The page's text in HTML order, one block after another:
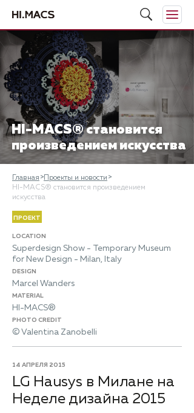
HI-MACS® становится
произведением искусства
Главная
Проекты и новости
HI-MACS® становится произведением
искусства
ПРОЕКТ
LOCATION
Superdesign Show - Temporary Museum
for New Design - Milan, Italy
DESIGN
Marcel Wanders
MATERIAL
HI-MACS®
PHOTO CREDIT
© Valentina Zanobelli
14 АПРЕЛЯ 2015
LG Hausys в Милане на
Неделе дизайна 2015